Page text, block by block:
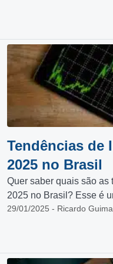
Tendências de
2025 no Brasil
Quer saber quais são as
2025 no Brasil? Esse é
29/01/2025 - Ricardo